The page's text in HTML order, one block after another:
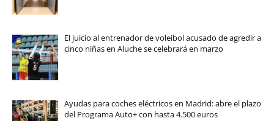
El juicio al entrenador de voleibol acusado de agredir a
cinco niñas en Aluche se celebrará en marzo
Ayudas para coches eléctricos en Madrid: abre el plazo
del Programa Auto+ con hasta 4.500 euros